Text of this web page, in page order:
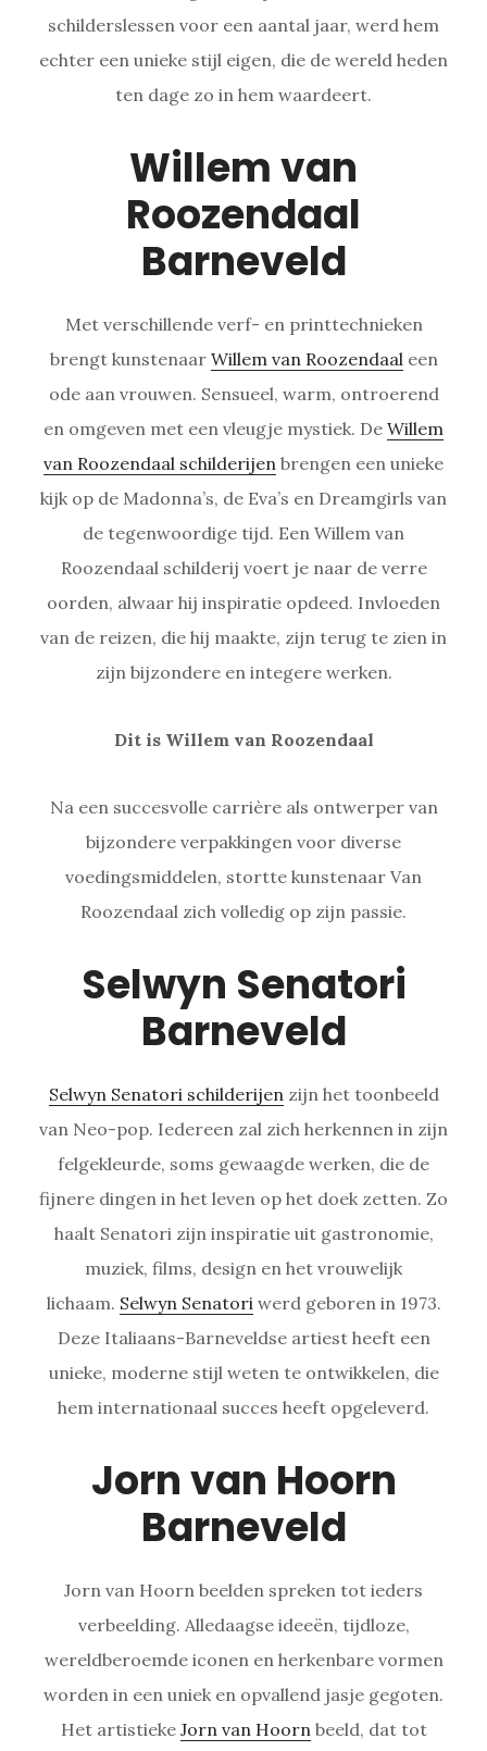
schilderslessen voor een aantal jaar, werd hem
echter een unieke stijl eigen, die de wereld heden
ten dage zo in hem waardeert.
Willem van
Roozendaal
Barneveld
Met verschillende verf- en printtechnieken
brengt kunstenaar Willem van Roozendaal een
ode aan vrouwen. Sensueel, warm, ontroerend
en omgeven met een vleugje mystiek. De Willem
van Roozendaal schilderijen brengen een unieke
kijk op de Madonna’s, de Eva’s en Dreamgirls van
de tegenwoordige tijd. Een Willem van
Roozendaal schilderij voert je naar de verre
oorden, alwaar hij inspiratie opdeed. Invloeden
van de reizen, die hij maakte, zijn terug te zien in
zijn bijzondere en integere werken.
Dit is Willem van Roozendaal
Na een succesvolle carrière als ontwerper van
bijzondere verpakkingen voor diverse
voedingsmiddelen, stortte kunstenaar Van
Roozendaal zich volledig op zijn passie.
Selwyn Senatori
Barneveld
Selwyn Senatori schilderijen zijn het toonbeeld
van Neo-pop. Iedereen zal zich herkennen in zijn
felgekleurde, soms gewaagde werken, die de
fijnere dingen in het leven op het doek zetten. Zo
haalt Senatori zijn inspiratie uit gastronomie,
muziek, films, design en het vrouwelijk
lichaam. Selwyn Senatori werd geboren in 1973.
Deze Italiaans-Barneveldse artiest heeft een
unieke, moderne stijl weten te ontwikkelen, die
hem internationaal succes heeft opgeleverd.
Jorn van Hoorn
Barneveld
Jorn van Hoorn beelden spreken tot ieders
verbeelding. Alledaagse ideeën, tijdloze,
wereldberoemde iconen en herkenbare vormen
worden in een uniek en opvallend jasje gegoten.
Het artistieke Jorn van Hoorn beeld, dat tot